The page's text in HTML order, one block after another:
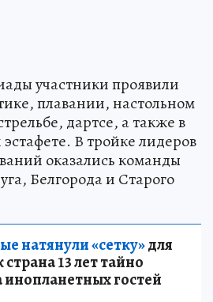
участники проявили
плавании, настольном
дартсе, а также в
В тройке лидеров
оказались команды
Белгорода и Старого
натянули «сетку»для
13 лет тайно
инопланетных гостей